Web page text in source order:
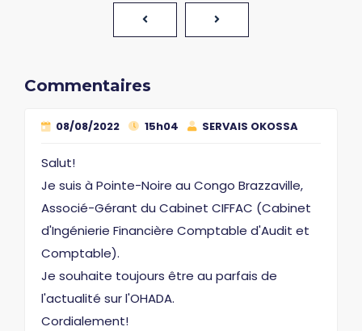
Commentaires
08/08/2022 15h04 SERVAIS OKOSSA
Salut!
Je suis à Pointe-Noire au Congo Brazzaville,
Associé-Gérant du Cabinet CIFFAC (Cabinet
d'Ingénierie Financière Comptable d'Audit et
Comptable).
Je souhaite toujours être au parfais de
l'actualité sur l'OHADA.
Cordialement!